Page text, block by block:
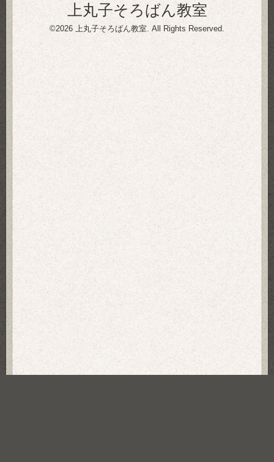
上丸子そろばん教室
©2026 上丸子そろばん教室 . All Rights Reserved.